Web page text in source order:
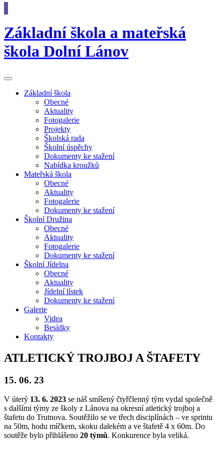
Základní škola a mateřská
škola Dolní Lánov
Základníškola
Obecné
Aktuality
Fotogalerie
Projekty
Školská rada
Školní úspěchy
Dokumenty ke stažení
Nabídka kroužků
Mateřská škola
Obecné
Aktuality
Fotogalerie
Dokumenty ke stažení
ŠkolníDružina
Obecné
Aktuality
Fotogalerie
Dokumenty ke stažení
ŠkolníJídelna
Obecné
Aktuality
Jídelní lístek
Dokumenty ke stažení
Galerie
Videa
Besídky
Kontakty
ATLETICKÝ TROJBOJ A ŠTAFETY
15. 06. 23
V úterý 13. 6. 2023 se náš smíšený čtyřčlenný tým vydal společně
s dalšími týmy ze školy z Lánova na okresní atletický trojboj a
štafetu do Trutnova. Soutěžilo se ve třech disciplínách – ve sprintu
na 50m, hodu míčkem, skoku dalekém a ve štafetě 4 x 60m. Do
soutěže bylo přihlášeno 20 týmů. Konkurence byla veliká.